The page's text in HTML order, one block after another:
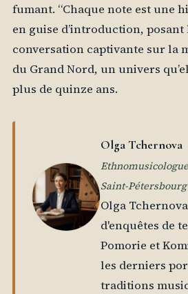
fumant. “Chaque note est une
en guise d’introduction, posant
conversation captivante sur la
du Grand Nord, un univers
plus de quinze ans.
Olga Tchernova
Saint-
Olga
d'enquêtes de
Pomorie et
les derniers
traditions